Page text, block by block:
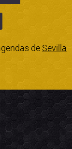
deSevilla